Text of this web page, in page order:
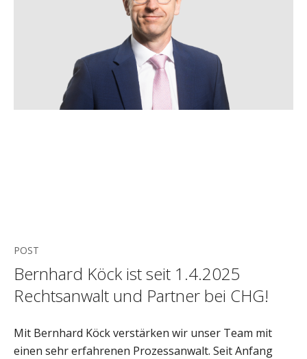
POST
Bernhard Köck ist seit 1.4.2025
Rechtsanwalt und Partner bei CHG!
Mit Bernhard Köck verstärken wir unser Team mit
einen sehr erfahrenen Prozessanwalt. Seit Anfang